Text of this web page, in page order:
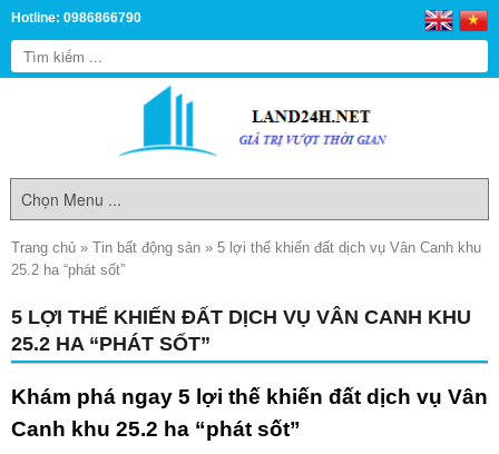
Hotline: 0986866790
Trang chủ » Tin bất động sản » 5 lợi thế khiến đất dịch vụ Vân Canh khu
25.2 ha “phát sốt”
5 LỢI THẾ KHIẾN ĐẤT DỊCH VỤ VÂN CANH KHU
25.2 HA “PHÁT SỐT”
Khám phá ngay 5 lợi thế khiến đất dịch vụ Vân
Canh khu 25.2 ha “phát sốt”